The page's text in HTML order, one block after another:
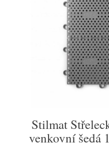
Stilmat
venkovní šedá